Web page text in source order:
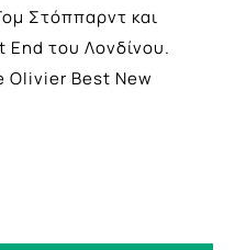
Στόππαρντ και
End του Λονδίνου.
Olivier Best New